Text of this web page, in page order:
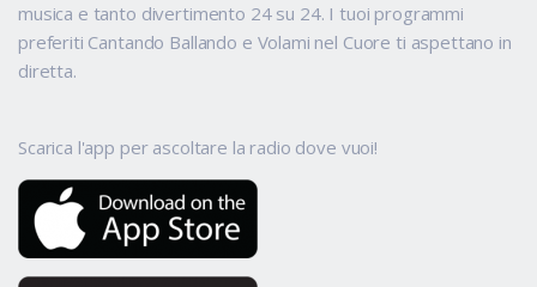
musica e tanto divertimento 24 su 24. I tuoi programmi
preferiti Cantando Ballando e Volami nel Cuore ti aspettano in
diretta.
Scarica l'app per ascoltare la radio dove vuoi!